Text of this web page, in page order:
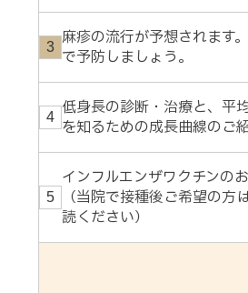
麻疹の流行が予想されます
で予防しましょう。
低身長の診断・治療と、平
を知るための成長曲線のご
インフルエンザワクチンの
（当院で接種後ご希望の方
読ください）